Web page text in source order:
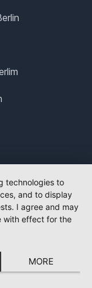
technologies to
and to display
I agree and may
with effect for the
MORE